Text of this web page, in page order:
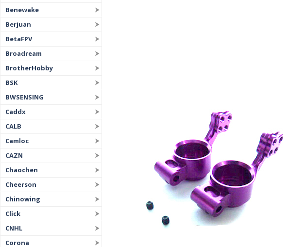
Benewake
Berjuan
BetaFPV
Broadream
BrotherHobby
BSK
BWSENSING
Caddx
CALB
Camloc
CAZN
Chaochen
Cheerson
Chinowing
Click
CNHL
Corona